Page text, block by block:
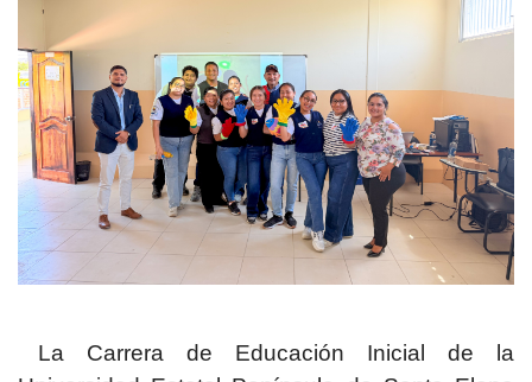
La Carrera de Educación Inicial de la